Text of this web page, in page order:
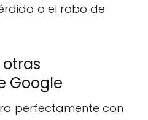
o el robo de
Google
perfectamente con